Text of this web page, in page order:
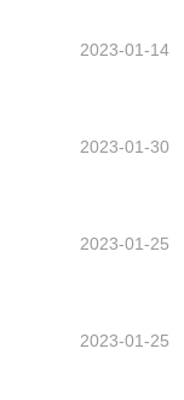
2023-01-14
2023-01-30
2023-01-25
2023-01-25